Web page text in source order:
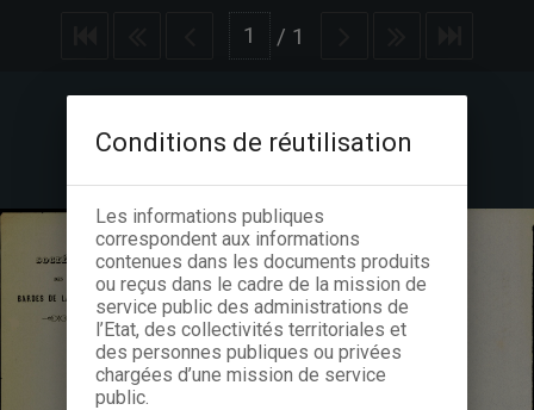
/ 1
Conditions de réutilisation
Les informations publiques
correspondent aux informations
contenues dans les documents produits
ou reçus dans le cadre de la mission de
service public des administrations de
l’Etat, des collectivités territoriales et
des personnes publiques ou privées
chargées d’une mission de service
public.